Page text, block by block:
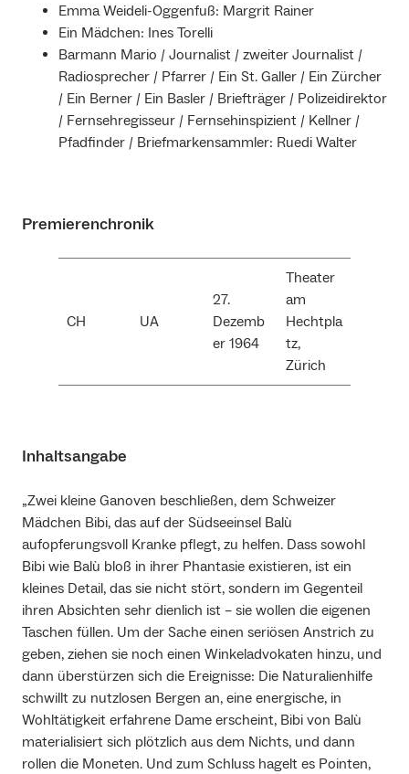
Emma Weideli-Oggenfuß: Margrit Rainer
Ein Mädchen: Ines Torelli
Barmann Mario / Journalist / zweiter Journalist /
Radiosprecher / Pfarrer / Ein St. Galler / Ein Zürcher
/ Ein Berner / Ein Basler / Briefträger / Polizeidirektor
/ Fernsehregisseur / Fernsehinspizient / Kellner /
Pfadfinder / Briefmarkensammler: Ruedi Walter
Premierenchronik
CH UA
27.
Dezemb
er 1964
Theater
am
Hechtpla
tz,
Zürich
Inhaltsangabe
„Zwei kleine Ganoven beschließen, dem Schweizer
Mädchen Bibi, das auf der Südseeinsel Balù
aufopferungsvoll Kranke pflegt, zu helfen. Dass sowohl
Bibi wie Balù bloß in ihrer Phantasie existieren, ist ein
kleines Detail, das sie nicht stört, sondern im Gegenteil
ihren Absichten sehr dienlich ist – sie wollen die eigenen
Taschen füllen. Um der Sache einen seriösen Anstrich zu
geben, ziehen sie noch einen Winkeladvokaten hinzu, und
dann überstürzen sich die Ereignisse: Die Naturalienhilfe
schwillt zu nutzlosen Bergen an, eine energische, in
Wohltätigkeit erfahrene Dame erscheint, Bibi von Balù
materialisiert sich plötzlich aus dem Nichts, und dann
rollen die Moneten. Und zum Schluss hagelt es Pointen,